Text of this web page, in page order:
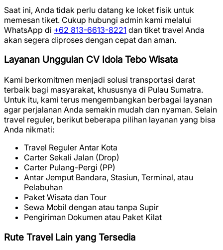
Saat ini, Anda tidak perlu datang ke loket fisik untuk
memesan tiket. Cukup hubungi admin kami melalui
WhatsApp di +62 813-6613-8221 dan tiket travel Anda
akan segera diproses dengan cepat dan aman.
Layanan Unggulan CV Idola Tebo Wisata
Kami berkomitmen menjadi solusi transportasi darat
terbaik bagi masyarakat, khususnya di Pulau Sumatra.
Untuk itu, kami terus mengembangkan berbagai layanan
agar perjalanan Anda semakin mudah dan nyaman. Selain
travel reguler, berikut beberapa pilihan layanan yang bisa
Anda nikmati:
Travel Reguler Antar Kota
Carter Sekali Jalan (Drop)
Carter Pulang-Pergi (PP)
Antar Jemput Bandara, Stasiun, Terminal, atau
Pelabuhan
Paket Wisata dan Tour
Sewa Mobil dengan atau tanpa Supir
Pengiriman Dokumen atau Paket Kilat
Rute Travel Lain yang Tersedia